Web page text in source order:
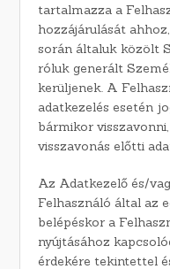
tartalmazza a
hozzájárulását
során általuk közölt
róluk generált
kerüljenek. A
adatkezelés esetén
bármikor
visszavonás előtti
Az Adatkezelő és/
Felhasználó által az
belépéskor a
nyújtásához
érdekére tekintettel